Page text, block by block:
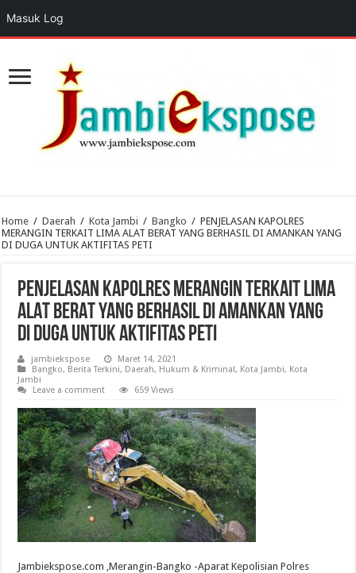
Home / Daerah / Kota Jambi / Bangko / PENJELASAN KAPOLRES
MERANGIN TERKAIT LIMA ALAT BERAT YANG BERHASIL DI AMANKAN YANG
DI DUGA UNTUK AKTIFITAS PETI
PENJELASAN KAPOLRES MERANGIN TERKAIT LIMA
ALAT BERAT YANG BERHASIL DI AMANKAN YANG
DI DUGA UNTUK AKTIFITAS PETI
jambiekspose
Maret 14, 2021
Bangko, Berita Terkini, Daerah, Hukum & Kriminal, Kota Jambi, Kota
Jambi
Leave a comment
659 Views
Jambiekspose.com ,Merangin-Bangko -Aparat Kepolisian Polres
Masuk Log